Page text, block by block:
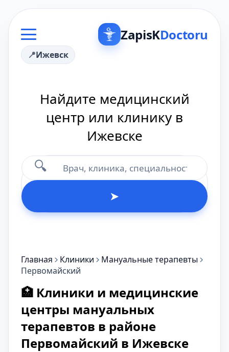
ZapisKDoctoru
Ижевск
Найдите медицинский
центр или клинику в
Ижевске
🔍
➤
Главная Клиники
Мануальные терапевты
Первомайский
🏥 Клиники и медицинские
центры мануальных
терапевтов в районе
Первомайский в Ижевске